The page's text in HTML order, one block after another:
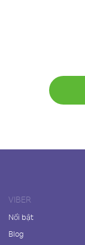
VIBER
Nổi bật
Blog